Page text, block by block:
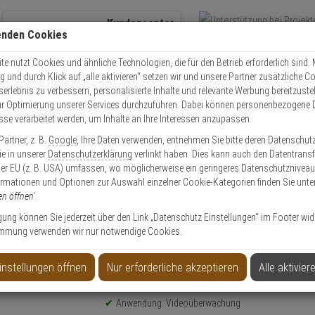
Kundencenter
Kontaktservice nutzen
Mo. - Do.: 8:00 - 16:30 Fr. 8:00 - 14:00 Uhr
Zutritt Einbruch
PFA152-E-B Masthalterung, schwarz
schwarz
Produktinformationen
Halterung, Zubehörartikel
Anwendung: Videoüberwachung
Cookies
nutzt Cookies und ähnliche Technologien, die für den Betrieb erforderlich sind.
und durch Klick auf „alle aktivieren“ setzen wir und unsere Partner zusätzliche
zu verbessern, personalisierte Inhalte und relevante Werbung
Optimierung unserer Services durchzuführen. Dabei können personenbezogene
verarbeitet werden, um Inhalte an Ihre Interessen anzupassen.
z. B. Google , Ihre Daten verwenden, entnehmen Sie bitte deren
in unserer Datenschutzerklärung verlinkt haben. Dies kann auch den
EU (z. B. USA) umfassen, wo möglicherweise ein geringeres Datenschutzniveau
und Optionen zur Auswahl einzelner Cookie-Kategorien finden Sie
öffnen'.
können Sie jederzeit über den Link „Datenschutz Einstellungen“ im Footer
verwenden wir nur notwendige Cookies.
öffnen Nur erforderliche akzeptieren Alle